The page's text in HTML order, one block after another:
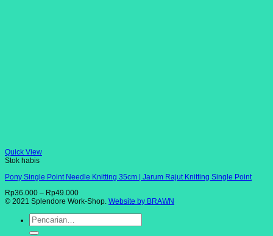
Quick View
Stok habis
Pony Single Point Needle Knitting 35cm | Jarum Rajut Knitting Single Point
Rp36.000 – Rp49.000
© 2021 Splendore Work-Shop. Website by BRAWN
Pencarian
untuk: